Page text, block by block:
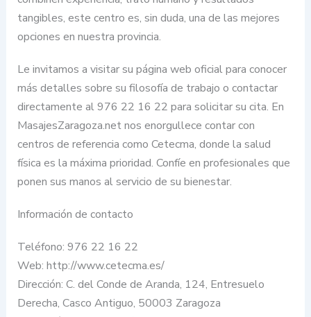
tangibles, este centro es, sin duda, una de las mejores
opciones en nuestra provincia.
Le invitamos a visitar su página web oficial para conocer
más detalles sobre su filosofía de trabajo o contactar
directamente al 976 22 16 22 para solicitar su cita. En
MasajesZaragoza.net nos enorgullece contar con
centros de referencia como Cetecma, donde la salud
física es la máxima prioridad. Confíe en profesionales que
ponen sus manos al servicio de su bienestar.
Información de contacto
Teléfono: 976 22 16 22
Web: http://www.cetecma.es/
Dirección: C. del Conde de Aranda, 124, Entresuelo
Derecha, Casco Antiguo, 50003 Zaragoza